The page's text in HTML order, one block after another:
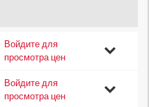
Войдите для
просмотра цен
Войдите для
просмотра цен